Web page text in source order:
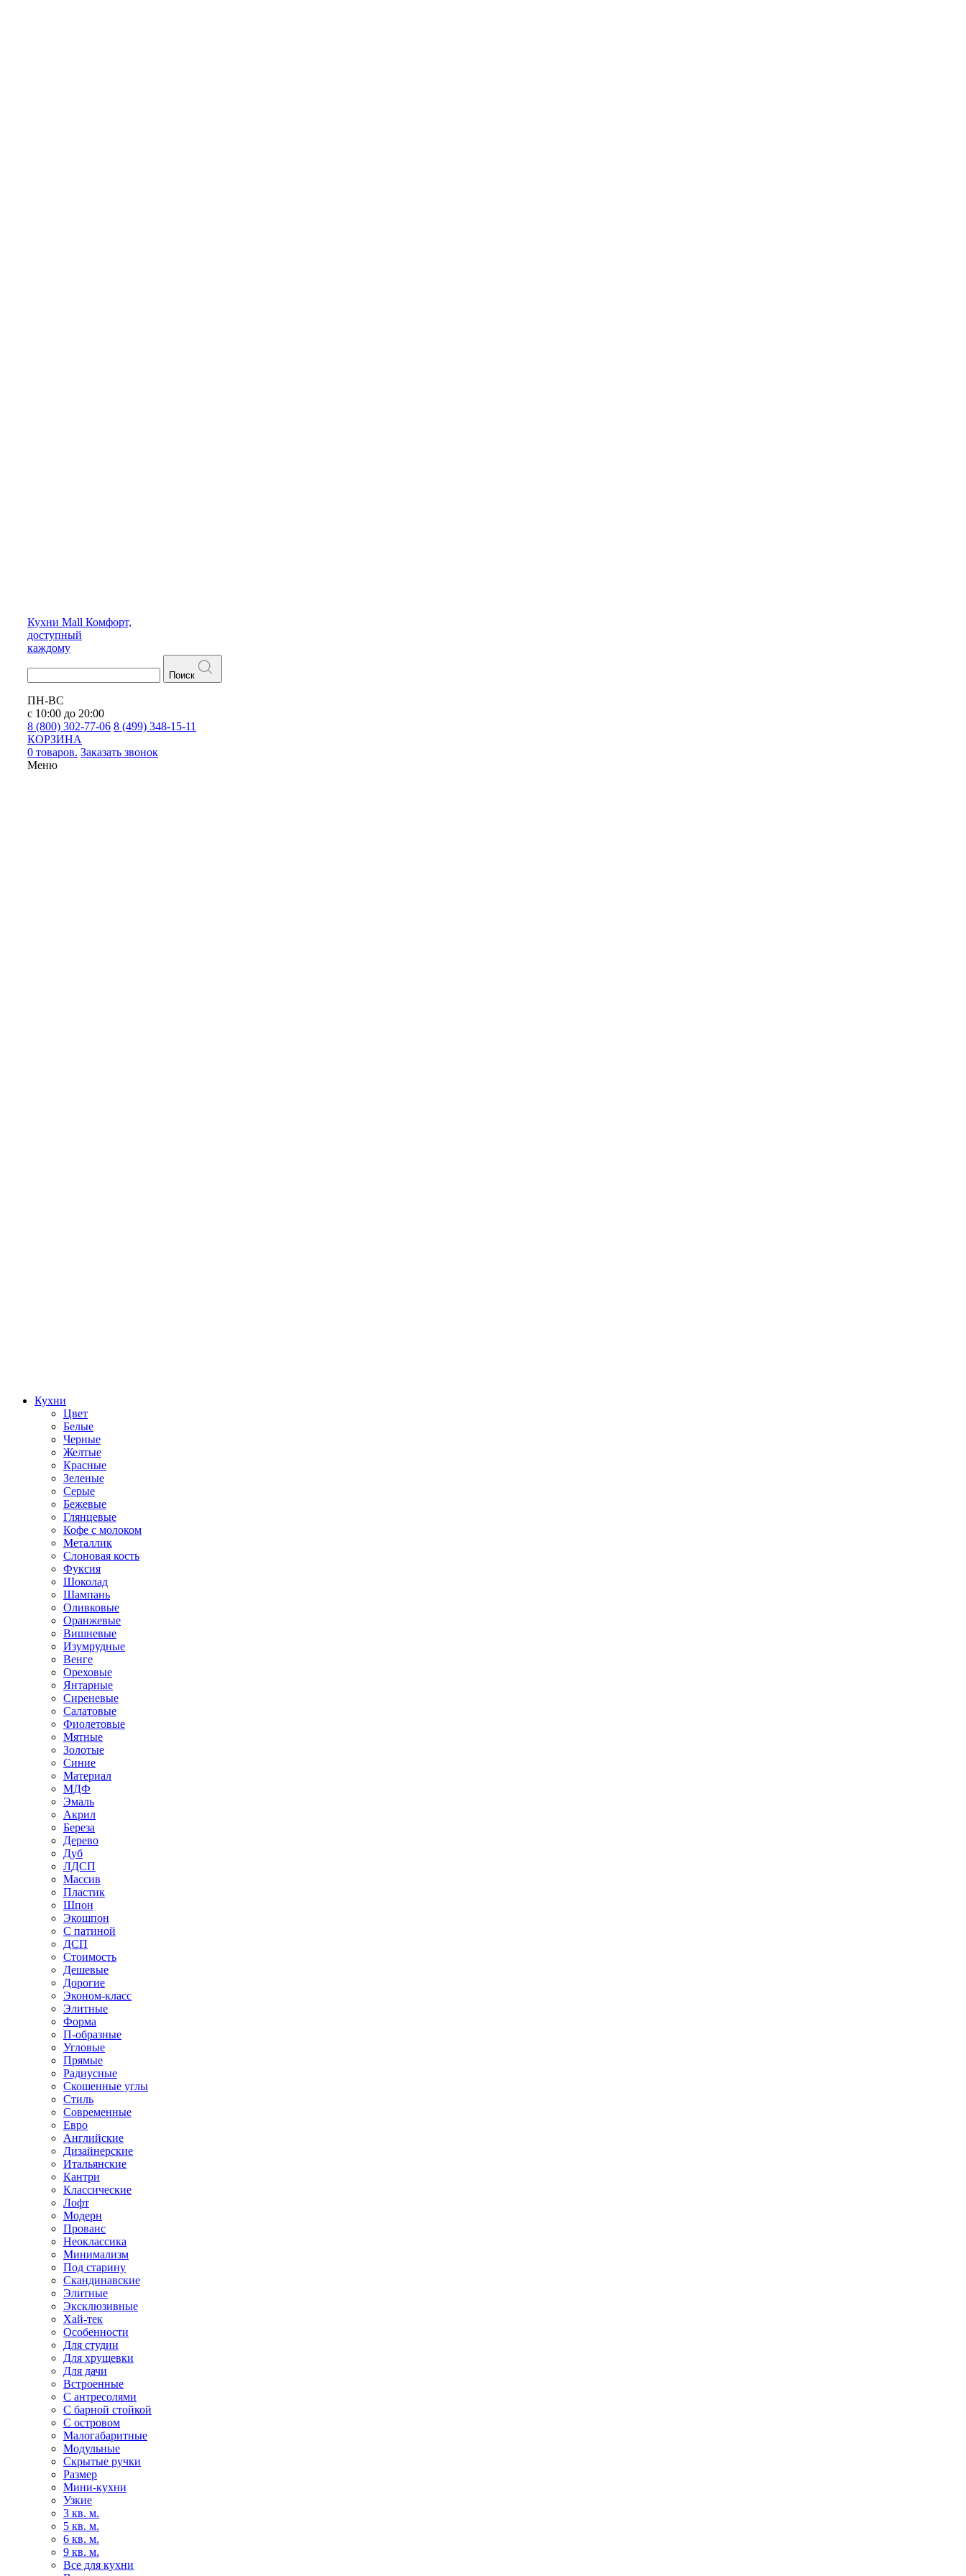
Кухни Mall Комфорт,
доступный
каждому
Поиск
ПН-ВС
с 10:00 до 20:00
8 (800) 302-77-06 8 (499) 348-15-11
КОРЗИНА
0 товаров. Заказать звонок
Меню
Кухни
Цвет
Белые
Черные
Желтые
Красные
Зеленые
Серые
Бежевые
Глянцевые
Кофе с молоком
Металлик
Слоновая кость
Фуксия
Шоколад
Шампань
Оливковые
Оранжевые
Вишневые
Изумрудные
Венге
Ореховые
Янтарные
Сиреневые
Салатовые
Фиолетовые
Мятные
Золотые
Синие
Материал
МДФ
Эмаль
Акрил
Береза
Дерево
Дуб
ЛДСП
Массив
Пластик
Шпон
Экошпон
С патиной
ДСП
Стоимость
Дешевые
Дорогие
Эконом-класс
Элитные
Форма
П-образные
Угловые
Прямые
Радиусные
Скошенные углы
Стиль
Современные
Евро
Английские
Дизайнерские
Итальянские
Кантри
Классические
Лофт
Модерн
Прованс
Неоклассика
Минимализм
Под старину
Скандинавские
Элитные
Эксклюзивные
Хай-тек
Особенности
Для студии
Для хрущевки
Для дачи
Встроенные
С антресолями
С барной стойкой
С островом
Малогабаритные
Модульные
Скрытые ручки
Размер
Мини-кухни
Узкие
3 кв. м.
5 кв. м.
6 кв. м.
9 кв. м.
Все для кухни